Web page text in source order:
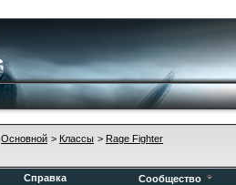
Основной > Классы > Rage Fighter
Справка Сообщество